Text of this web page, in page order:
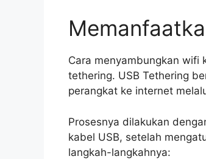
Cara menyambungkan wifi
tethering. USB Tethering
perangkat ke internet
Prosesnya dilakukan
kabel USB, setelah
langkah-langkahnya: